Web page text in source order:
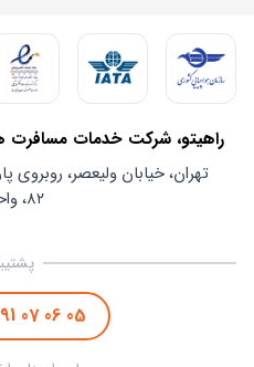
راهیتو، شرکت خدمات مسافرت
تهران، خیابان ولیعصر، روبروی
۸۲، واحد ۱۷
91 07 06 05